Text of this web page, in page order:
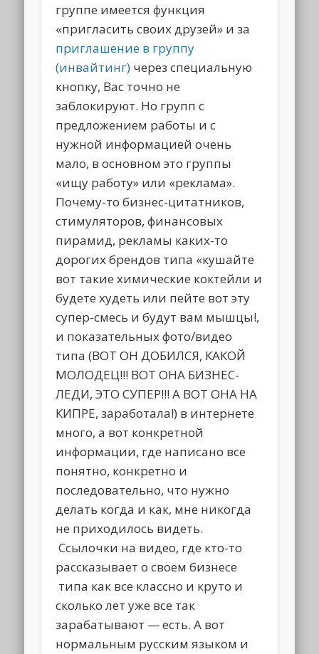
группе имеется функция
«пригласить своих друзей» и за
приглашение в группу
(инвайтинг) через специальную
кнопку, Вас точно не
заблокируют. Но групп с
предложением работы и с
нужной информацией очень
мало, в основном это группы
«ищу работу» или «реклама».
Почему-то бизнес-цитатников,
стимуляторов, финансовых
пирамид, рекламы каких-то
дорогих брендов типа «кушайте
вот такие химические коктейли и
будете худеть или пейте вот эту
супер-смесь и будут вам мышцы!,
и показательных фото/видео
типа (ВОТ ОН ДОБИЛСЯ, КАКОЙ
МОЛОДЕЦ!!! ВОТ ОНА БИЗНЕС-
ЛЕДИ, ЭТО СУПЕР!!! А ВОТ ОНА НА
КИПРЕ, заработала!) в интернете
много, а вот конкретной
информации, где написано все
понятно, конкретно и
последовательно, что нужно
делать когда и как, мне никогда
не приходилось видеть.
Ссылочки на видео, где кто-то
рассказывает о своем бизнесе
типа как все классно и круто и
сколько лет уже все так
зарабатывают — есть. А вот
нормальным русским языком и